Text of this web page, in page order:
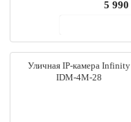
5 990
Уличная IP-камера Infinity
IDM-4M-28